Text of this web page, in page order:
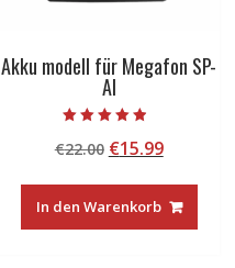
Akku modell für Megafon SP-
AI
4.50
von 5
€22.00 Ursprünglicher
war:
€22.00
€15.99
ist:
€15.99.
In den Warenkorb